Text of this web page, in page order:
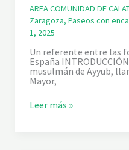
AREA COMUNIDAD DE
Zaragoza, Paseos con
1, 2025
Un referente entre las
España
musulmán de Ayyub,
Mayor,
CLeer más »